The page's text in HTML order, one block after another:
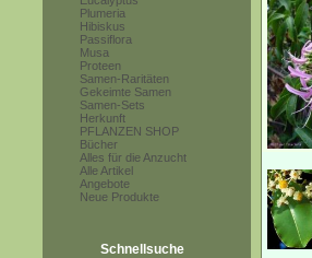
Plumeria
Hibiskus
Passiflora
Musa
Proteen
Samen-Raritäten
Gekeimte Samen
Samen-Sets
Herkunft
PFLANZEN SHOP
Bücher
Alles für die Anzucht
Alle Artikel
Angebote
Neue Produkte
Schnellsuche